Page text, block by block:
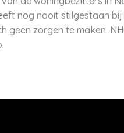
nog nooit stilgestaan
geen zorgen te maken.